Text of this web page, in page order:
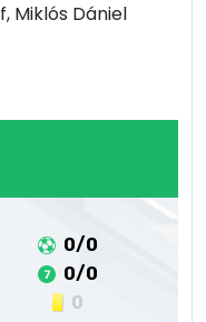
Miklós Dániel